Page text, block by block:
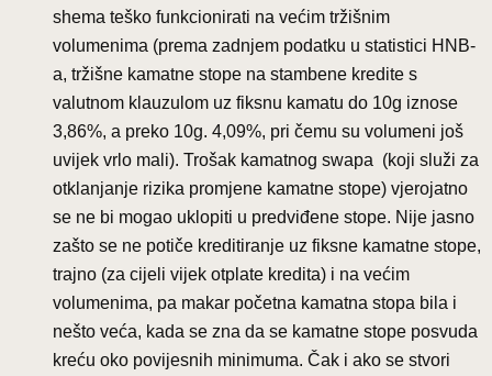
shema teško funkcionirati na većim tržišnim
volumenima (prema zadnjem podatku u statistici HNB-
a, tržišne kamatne stope na stambene kredite s
valutnom klauzulom uz fiksnu kamatu do 10g iznose
3,86%, a preko 10g. 4,09%, pri čemu su volumeni još
uvijek vrlo mali). Trošak kamatnog swapa (koji služi za
otklanjanje rizika promjene kamatne stope) vjerojatno
se ne bi mogao uklopiti u predviđene stope. Nije jasno
zašto se ne potiče kreditiranje uz fiksne kamatne stope,
trajno (za cijeli vijek otplate kredita) i na većim
volumenima, pa makar početna kamatna stopa bila i
nešto veća, kada se zna da se kamatne stope posvuda
kreću oko povijesnih minimuma. Čak i ako se stvori